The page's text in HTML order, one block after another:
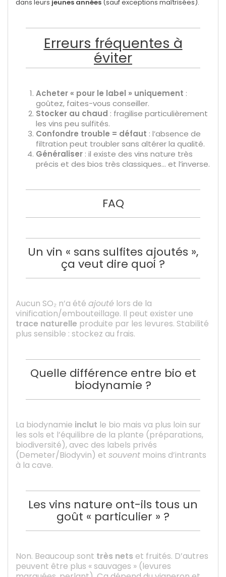
dans leurs jeunes années (sauf exceptions maîtrisées).
Erreurs fréquentes à
éviter
Acheter « pour le label » uniquement :
goûtez, faites-vous conseiller.
Stocker au chaud : fragilise particulièrement
les vins peu sulfités.
Confondre trouble = défaut : l’absence de
filtration peut troubler sans altérer la qualité.
Généraliser : il existe des vins nature très
précis et des bios très classiques… et l’inverse.
FAQ
Un vin « sans sulfites ajoutés »,
ça veut dire quoi ?
Aucun SO₂ n’a été ajouté lors de la
vinification/embouteillage. Il peut exister une
trace naturelle produite par les levures. Stabilité
plus sensible : stockez au frais.
Quelle différence entre bio et
biodynamie ?
La biodynamie inclut le bio mais va plus loin sur
les sols et l’équilibre de la plante (préparations,
biodiversité), avec des labels privés
(Demeter/Biodyvin) et souvent moins d’intrants
à la cave.
Les vins nature ont-ils tous un
goût « particulier » ?
Non. Beaucoup sont très nets et fruités. D’autres
peuvent être plus « sauvages » (levures